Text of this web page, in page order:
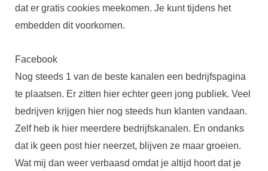
dat er gratis cookies meekomen. Je kunt tijdens het
embedden dit voorkomen.
Facebook
Nog steeds 1 van de beste kanalen een bedrijfspagina
te plaatsen. Er zitten hier echter geen jong publiek. Veel
bedrijven krijgen hier nog steeds hun klanten vandaan.
Zelf heb ik hier meerdere bedrijfskanalen. En ondanks
dat ik geen post hier neerzet, blijven ze maar groeien.
Wat mij dan weer verbaasd omdat je altijd hoort dat je